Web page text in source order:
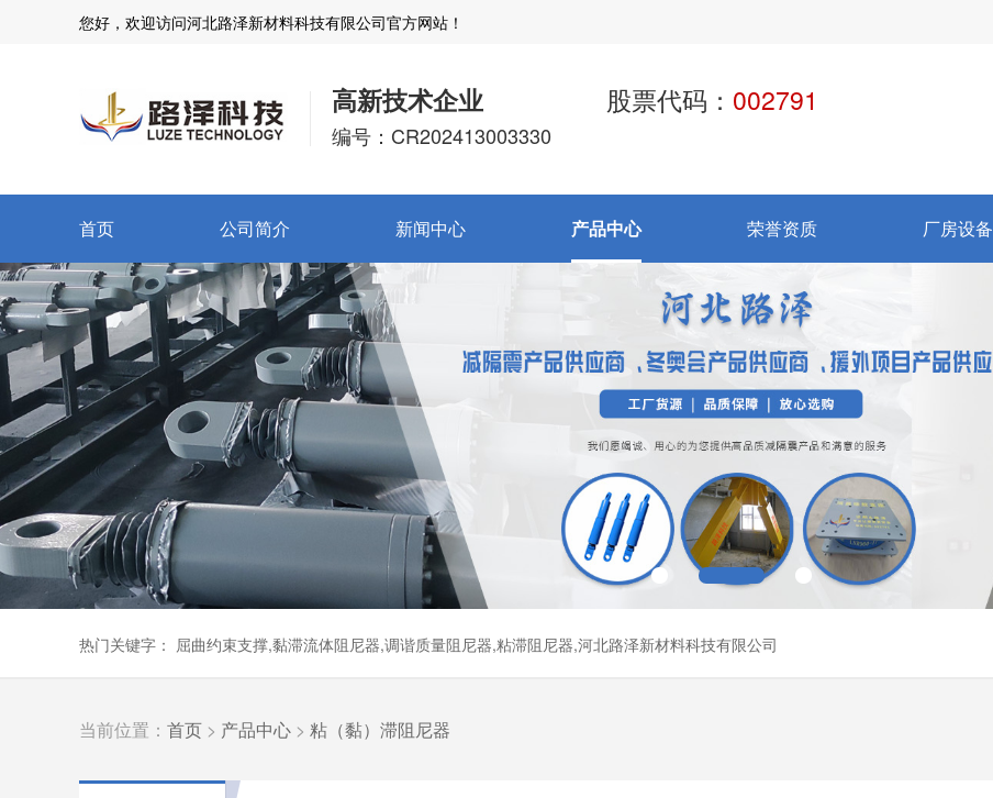
您好，欢迎访问河北路泽新材料科技有限公司官方网站！
高新技术企业
编号：CR202413003330
股票代码： 002791
首页 公司简介 新闻中心 产品中心 荣誉资质 厂房设备
热门关键字： 屈曲约束支撑,黏滞流体阻尼器,调谐质量阻尼器,粘滞阻尼器,河北路泽新材料科技有限公司
当前位置： 首页 > 产品中心 > 粘（黏）滞阻尼器